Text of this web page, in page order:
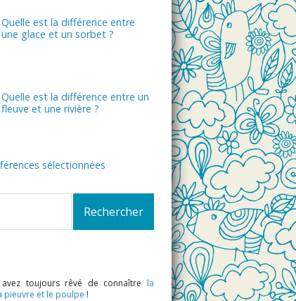
Quelle est la différence entre
une glace et un sorbet ?
Quelle est la différence entre un
fleuve et une rivière ?
sélectionnées
toujours rêvé de connaître la
pieuvre et le poulpe !